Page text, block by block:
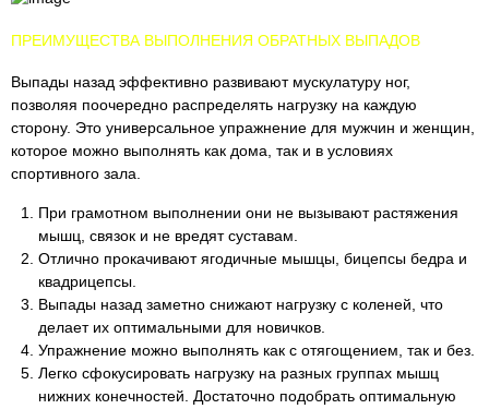
ПРЕИМУЩЕСТВА ВЫПОЛНЕНИЯ ОБРАТНЫХ ВЫПАДОВ
Выпады назад эффективно развивают мускулатуру ног,
позволяя поочередно распределять нагрузку на каждую
сторону. Это универсальное упражнение для мужчин и женщин,
которое можно выполнять как дома, так и в условиях
спортивного зала.
При грамотном выполнении они не вызывают растяжения
мышц, связок и не вредят суставам.
Отлично прокачивают ягодичные мышцы, бицепсы бедра и
квадрицепсы.
Выпады назад заметно снижают нагрузку с коленей, что
делает их оптимальными для новичков.
Упражнение можно выполнять как с отягощением, так и без.
Легко сфокусировать нагрузку на разных группах мышц
нижних конечностей. Достаточно подобрать оптимальную